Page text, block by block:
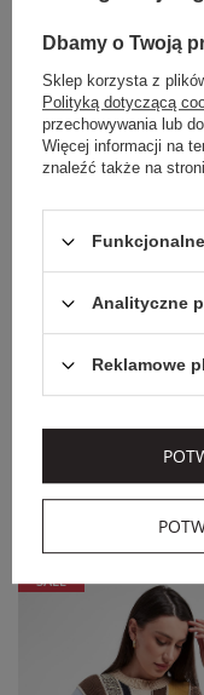
PINKO
SALE
Dbamy o Twoją
Sklep korzysta z
Polityką dotyczącą
przechowywania lub
Więcej informacji na
znaleźć także na
Analityczne
Reklamowe